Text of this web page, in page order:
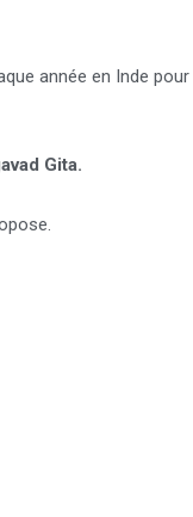
année en Inde
Gita.